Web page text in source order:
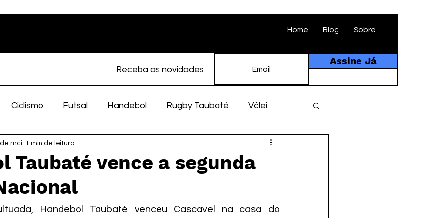
Home Blog Sobre
Receba as novidades
Assine Já
Ciclismo Futsal Handebol Rugby Taubaté Vôlei
Feminino História
Taubaté Fut7
Taubaté vence a segunda
mai. 1 min de leitura
Handebol Taubaté venceu Cascavel na casa do